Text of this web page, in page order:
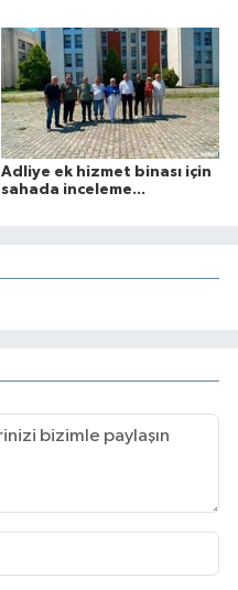
Adliye ek hizmet binası için
sahada inceleme...